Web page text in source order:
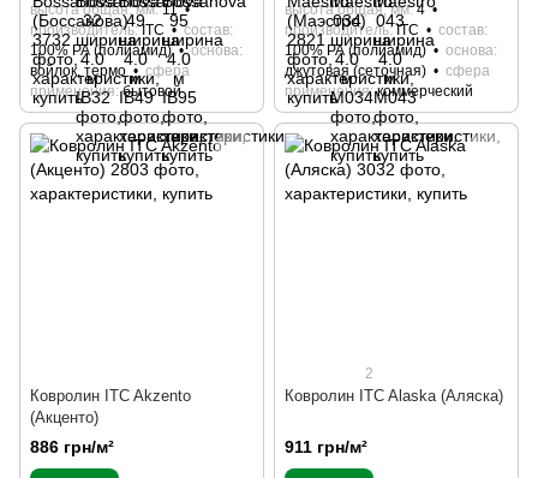
высота общая, мм 11
производитель ITC
состав
100% РА (полиамид)
основа
войлок, термо
сфера
применения бытовой
высота общая, мм 4
производитель ITC
состав
100% РА (полиамид)
основа
джутовая (сеточная)
сфера
применения коммерческий
Ковролин ITC Akzento
(Акценто)
886 грн/м²
2
Ковролин ITC Alaska (Аляска)
911 грн/м²